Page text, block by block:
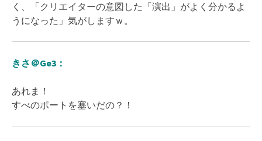
く、「クリエイターの意図した「演出」がよく分かるよ
うになった」気がしますｗ。
きさ＠Ge3：
あれま！
すべのポートを塞いだの？！